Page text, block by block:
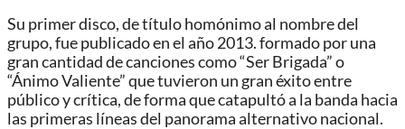
Su primer disco, de título homónimo al nombre del
grupo, fue publicado en el año 2013. formado por una
gran cantidad de canciones como “Ser Brigada” o
“Ánimo Valiente” que tuvieron un gran éxito entre
público y crítica, de forma que catapultó a la banda hacia
las primeras líneas del panorama alternativo nacional.